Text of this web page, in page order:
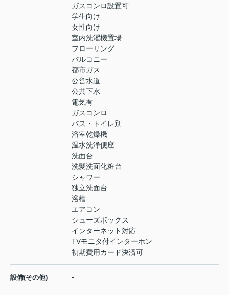
ガスコンロ設置可
学生向け
女性向け
室内洗濯機置場
フローリング
バルコニー
都市ガス
公営水道
公共下水
電気有
ガスコンロ
バス・トイレ別
浴室乾燥機
温水洗浄便座
洗面台
洗髪洗面化粧台
シャワー
独立洗面台
浴槽
エアコン
シューズボックス
インターネット対応
TVモニタ付インターホン
初期費用カード決済可
設備(その他) -